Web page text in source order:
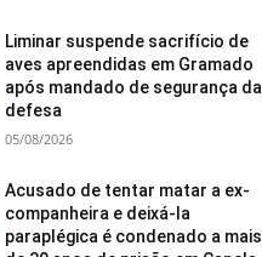
Liminar suspende sacrifício de
aves apreendidas em Gramado
após mandado de segurança da
defesa
05/08/2026
Acusado de tentar matar a ex-
companheira e deixá-la
paraplégica é condenado a mais